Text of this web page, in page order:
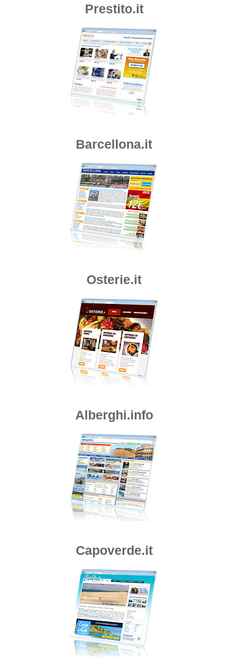
Prestito.it
Barcellona.it
Osterie.it
Alberghi.info
Capoverde.it